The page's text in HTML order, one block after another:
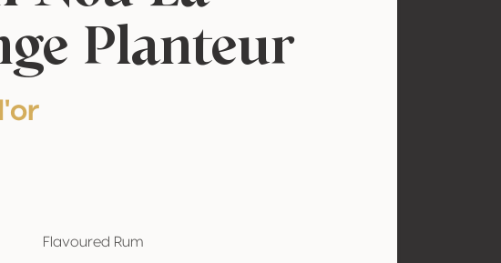
Planteur
Flavoured Rum